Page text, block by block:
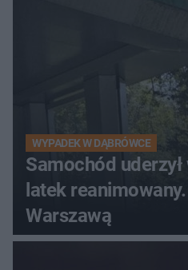
WYPADEK W DĄBRÓWCE
Samochód
latek
Warszawą